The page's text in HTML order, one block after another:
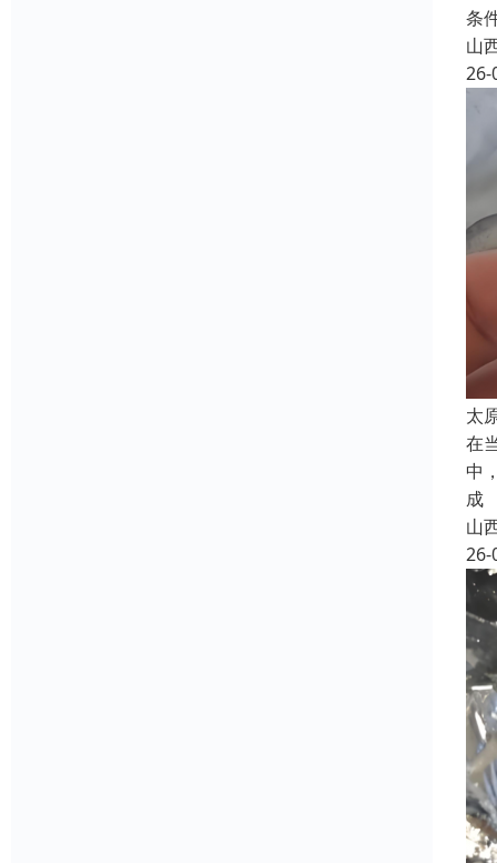
条
山
26-
太
在
中
成
山
26-